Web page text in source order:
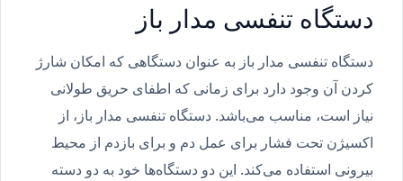
دستگاه تنفسی مدار باز
دستگاه تنفسی مدار باز به عنوان دستگاهی که امکان شارژ
کردن آن وجود دارد برای زمانی که اطفای حریق طولانی
نیاز است، مناسب می‌باشد. دستگاه تنفسی مدار باز، از
اکسیژن تحت فشار برای عمل دم و برای بازدم از محیط
بیرونی استفاده می‌کند. این دو دستگاه‌ها خود به دو دسته